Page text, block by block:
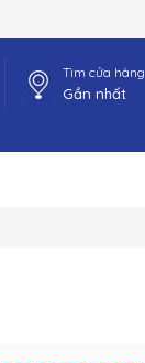
Tìm cửa hàng
Gần nhất